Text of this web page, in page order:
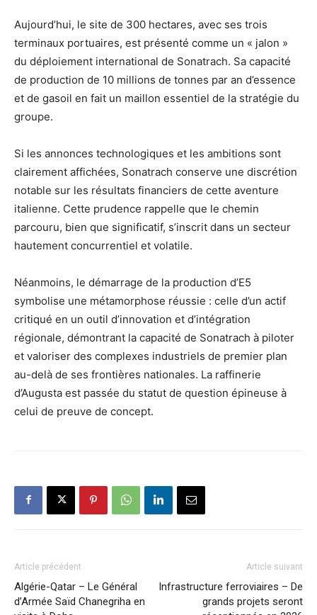
Aujourd’hui, le site de 300 hectares, avec ses trois
terminaux portuaires, est présenté comme un « jalon »
du déploiement international de Sonatrach. Sa capacité
de production de 10 millions de tonnes par an d’essence
et de gasoil en fait un maillon essentiel de la stratégie du
groupe.
Si les annonces technologiques et les ambitions sont
clairement affichées, Sonatrach conserve une discrétion
notable sur les résultats financiers de cette aventure
italienne. Cette prudence rappelle que le chemin
parcouru, bien que significatif, s’inscrit dans un secteur
hautement concurrentiel et volatile.
Néanmoins, le démarrage de la production d’E5
symbolise une métamorphose réussie : celle d’un actif
critiqué en un outil d’innovation et d’intégration
régionale, démontrant la capacité de Sonatrach à piloter
et valoriser des complexes industriels de premier plan
au-delà de ses frontières nationales. La raffinerie
d’Augusta est passée du statut de question épineuse à
celui de preuve de concept.
Article précédent
Algérie-Qatar – Le Général
d’Armée Saïd Chanegriha en
Article suivant
Infrastructure ferroviaires – De
grands projets seront